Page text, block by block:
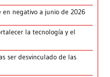
negativo a junio de 2026
la tecnología y el
ser desvinculado de las